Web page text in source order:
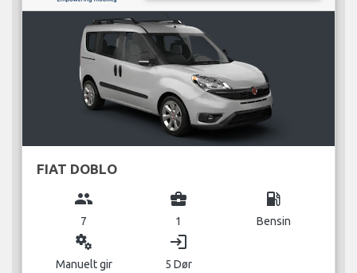
FIAT DOBLO
group
7
business_center
1
local_gas_station
Bensin
miscellaneous_services
Manuelt gir
login
5 Dør